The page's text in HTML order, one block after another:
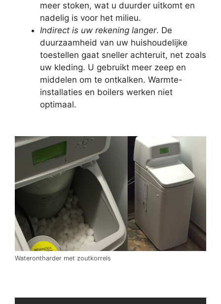
meer stoken, wat u duurder uitkomt en
nadelig is voor het milieu.
Indirect is uw rekening langer. De
duurzaamheid van uw huishoudelijke
toestellen gaat sneller achteruit, net zoals
uw kleding. U gebruikt meer zeep en
middelen om te ontkalken. Warmte-
installaties en boilers werken niet
optimaal.
Waterontharder met zoutkorrels